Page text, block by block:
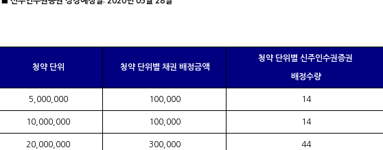
청약 단위 청약 단위별 채권 배정금액
청약 단위별 신주인수권증권
배정수량
5,000,000 100,000 14
10,000,000 100,000 14
20,000,000 300,000 44